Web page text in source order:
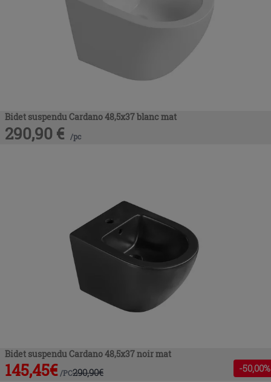
Bidet suspendu Cardano 48,5x37 blanc mat
290,90 € /pc
Bidet suspendu Cardano 48,5x37 noir mat
145,45€ /PC290,90€ -50,00%